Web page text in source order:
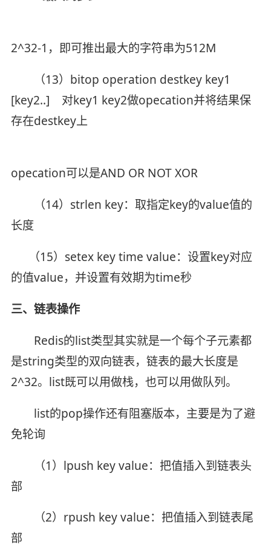
2^32-1，即可推出最大的字符串为512M
（13）bitop operation destkey key1
[key2..] 对key1 key2做opecation并将结果保
存在destkey上
opecation可以是AND OR NOT XOR
（14）strlen key：取指定key的value值的
长度
（15）setex key time value：设置key对应
的值value，并设置有效期为time秒
三、链表操作
Redis的list类型其实就是一个每个子元素都
是string类型的双向链表，链表的最大长度是
2^32。list既可以用做栈，也可以用做队列。
list的pop操作还有阻塞版本，主要是为了避
免轮询
（1）lpush key value：把值插入到链表头
部
（2）rpush key value：把值插入到链表尾
部